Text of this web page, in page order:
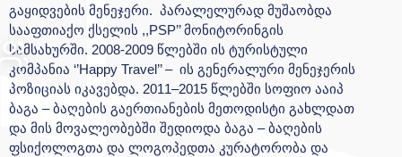
გაყიდვების მენეჯერი. პარალელურად მუშაობდა
სააფთიაქო ქსელის ,,PSP’’ მონიტორინგის
სამსახურში. 2008-2009 წლებში ის ტურისტული
კომპანია ‘’Happy Travel’’ – ის გენერალური მენეჯერის
პოზიციას იკავებდა. 2011–2015 წლებში სოფიო ააიპ
ბაგა – ბაღების გაერთიანების მეთოდისტი გახლდათ
და მის მოვალეობებში შედიოდა ბაგა – ბაღების
ფსიქოლოგთა და ლოგოპედთა კურატორობა და